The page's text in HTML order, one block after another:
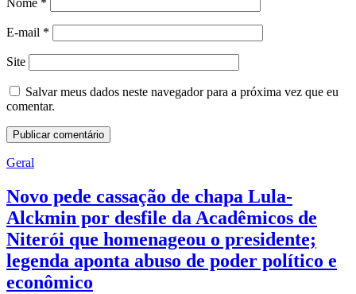
Nome *
E-mail *
Site
Salvar meus dados neste navegador para a próxima vez que eu
comentar.
Geral
Novo pede cassação de chapa Lula-
Alckmin por desfile da Acadêmicos de
Niterói que homenageou o presidente;
legenda aponta abuso de poder político e
econômico